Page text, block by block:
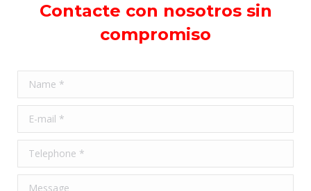
Contacte con nosotros sin
compromiso
Name *
E-mail *
Telephone *
Message